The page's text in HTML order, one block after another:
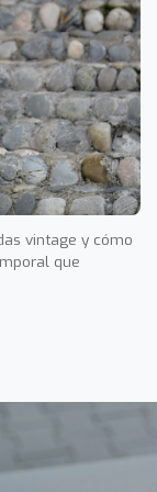
vintage y cómo
que